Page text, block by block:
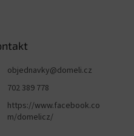
objednavky@domeli.cz
702 389 778
https://www.facebook.co
m/domelicz/